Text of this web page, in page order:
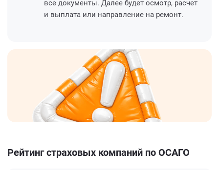
все документы. Далее будет осмотр, расчет
и выплата или направление на ремонт.
Рейтинг страховых компаний по ОСАГО